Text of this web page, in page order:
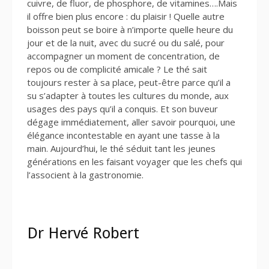
cuivre, de fluor, de phosphore, de vitamines….Mais
il offre bien plus encore : du plaisir ! Quelle autre
boisson peut se boire à n’importe quelle heure du
jour et de la nuit, avec du sucré ou du salé, pour
accompagner un moment de concentration, de
repos ou de complicité amicale ? Le thé sait
toujours rester à sa place, peut-être parce qu’il a
su s’adapter à toutes les cultures du monde, aux
usages des pays qu’il a conquis. Et son buveur
dégage immédiatement, aller savoir pourquoi, une
élégance incontestable en ayant une tasse à la
main. Aujourd’hui, le thé séduit tant les jeunes
générations en les faisant voyager que les chefs qui
l’associent à la gastronomie.
Dr Hervé Robert